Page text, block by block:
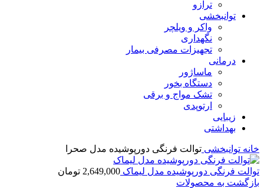
ترازو
توانبخشی
واکر و ویلچر
نگهداری
تجهیزات مصرفی بیمار
درمانی
ماساژور
دستگاه بخور
تشک مواج و برقی
ارتوپدی
زیبایی
بهداشتی
خانه توانبخشی توالت فرنگی دورپوشیده مدل صحرا
توالت فرنگی دورپوشیده مدل لیماک 2,649,000 تومان
بازگشت به محصولات